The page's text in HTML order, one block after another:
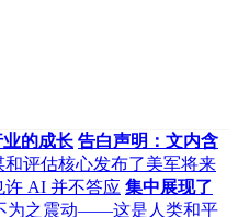
的成长 告白声明：文内含
和评估核心发布了美军将来
AI 并不答应 集中展现了
为之震动——这是人类和平